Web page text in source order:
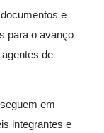
e
para o avanço
de
em
integrantes e